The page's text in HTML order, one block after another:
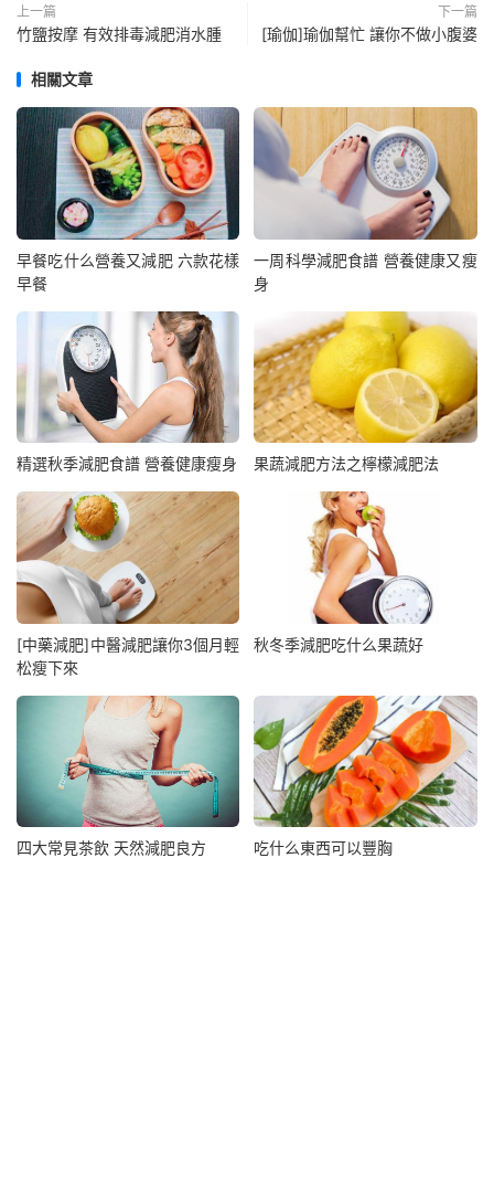
上一篇
竹鹽按摩 有效排毒減肥消水腫
下一篇
[瑜伽]瑜伽幫忙 讓你不做小腹婆
相關文章
早餐吃什么營養又減肥 六款花樣
早餐
一周科學減肥食譜 營養健康又瘦
身
精選秋季減肥食譜 營養健康瘦身 果蔬減肥方法之檸檬減肥法
[中藥減肥]中醫減肥讓你3個月輕
松瘦下來
秋冬季減肥吃什么果蔬好
四大常見茶飲 天然減肥良方 吃什么東西可以豐胸